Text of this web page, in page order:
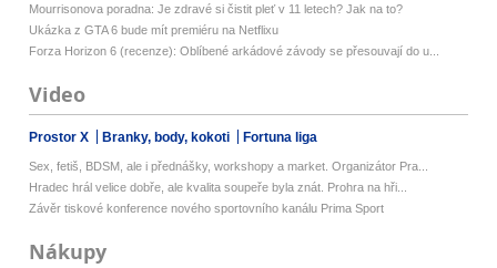
Mourrisonova poradna: Je zdravé si čistit pleť v 11 letech? Jak na to?
Ukázka z GTA 6 bude mít premiéru na Netflixu
Forza Horizon 6 (recenze): Oblíbené arkádové závody se přesouvají do u...
Video
Prostor X Branky, body, kokoti Fortuna liga
Sex, fetiš, BDSM, ale i přednášky, workshopy a market. Organizátor Pra...
Hradec hrál velice dobře, ale kvalita soupeře byla znát. Prohra na hři...
Závěr tiskové konference nového sportovního kanálu Prima Sport
Nákupy